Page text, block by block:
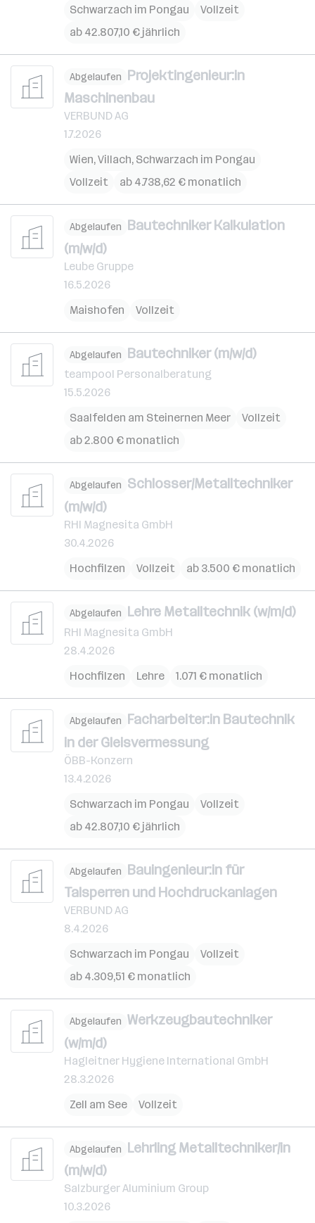
Schwarzach im Pongau
Vollzeit
ab 42.807,10 € jährlich
Abgelaufen Projektingenieur:in
Maschinenbau
VERBUND AG
1.7.2026
Wien,Villach, Schwarzach im Pongau
Vollzeit
ab 4.738,62 € monatlich
Abgelaufen Bautechniker Kalkulation
(m/w/d)
Leube Gruppe
16.5.2026
Maishofen
Vollzeit
Abgelaufen Bautechniker (m/w/d)
teampool Personalberatung
15.5.2026
Saalfelden am Steinernen Meer
Vollzeit
ab 2.800 € monatlich
Abgelaufen Schlosser/Metalltechniker
(m/w/d)
RHI Magnesita GmbH
30.4.2026
Hochfilzen
Vollzeit ab 3.500 € monatlich
Abgelaufen Lehre Metalltechnik (w/m/d)
RHI Magnesita GmbH
28.4.2026
Hochfilzen
Lehre 1.071 € monatlich
Abgelaufen Facharbeiter:in Bautechnik
in der Gleisvermessung
ÖBB-Konzern
13.4.2026
Schwarzach im Pongau
Vollzeit
ab 42.807,10 € jährlich
Abgelaufen Bauingenieur:in für
Talsperren und Hochdruckanlagen
VERBUND AG
8.4.2026
Schwarzach im Pongau
Vollzeit
ab 4.309,51 € monatlich
Abgelaufen Werkzeugbautechniker
(w/m/d)
Hagleitner Hygiene International GmbH
28.3.2026
Zell am See
Vollzeit
Abgelaufen Lehrling Metalltechniker/in
(m/w/d)
Salzburger Aluminium Group
10.3.2026